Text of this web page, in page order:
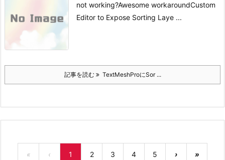
not working?Awesome workaroundCustom
Editor to Expose Sorting Laye ...
記事を読む TextMeshProにSor ...
« ‹ 1 2 3 4 5 › »